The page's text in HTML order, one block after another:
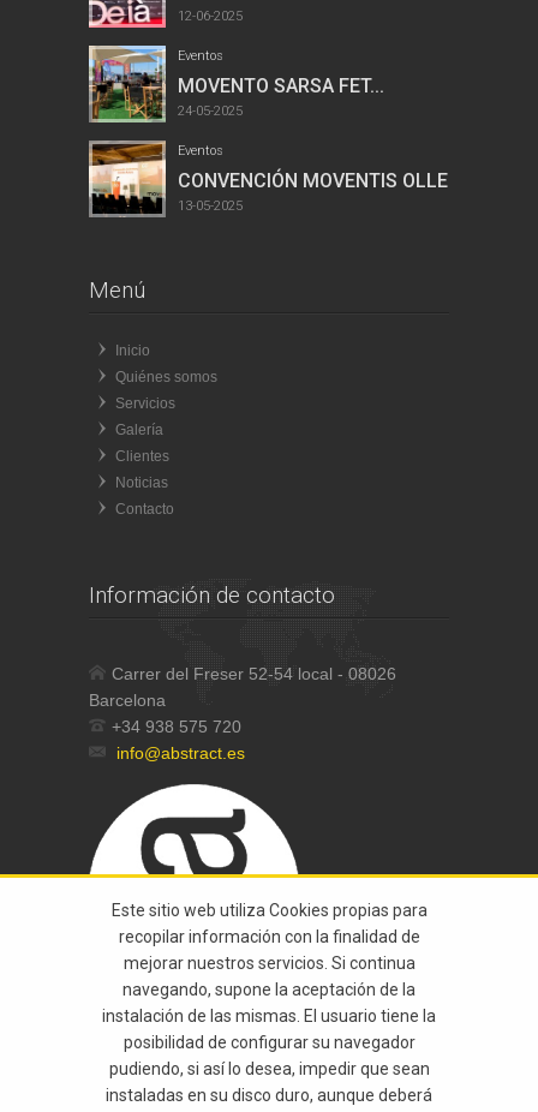
12-06-2025
Eventos
MOVENTO SARSA FET...
24-05-2025
Eventos
CONVENCIÓN MOVENTIS OLLER...
13-05-2025
Menú
Inicio
Quiénes somos
Servicios
Galería
Clientes
Noticias
Contacto
Información de contacto
Carrer del Freser 52-54 local - 08026
Barcelona
+34 938 575 720
info@abstract.es
Este sitio web utiliza Cookies propias para
recopilar información con la finalidad de
mejorar nuestros servicios. Si continua
navegando, supone la aceptación de la
instalación de las mismas. El usuario tiene la
posibilidad de configurar su navegador
pudiendo, si así lo desea, impedir que sean
instaladas en su disco duro, aunque deberá